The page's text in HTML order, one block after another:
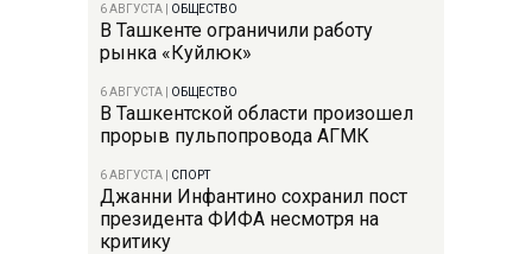
6 АВГУСТА ОБЩЕСТВО
В Ташкенте ограничили работу
рынка «Куйлюк»
6 АВГУСТА ОБЩЕСТВО
В Ташкентской области произошел
прорыв пульпопровода АГМК
6 АВГУСТА СПОРТ
Джанни Инфантино сохранил пост
президента ФИФА несмотря на
критику